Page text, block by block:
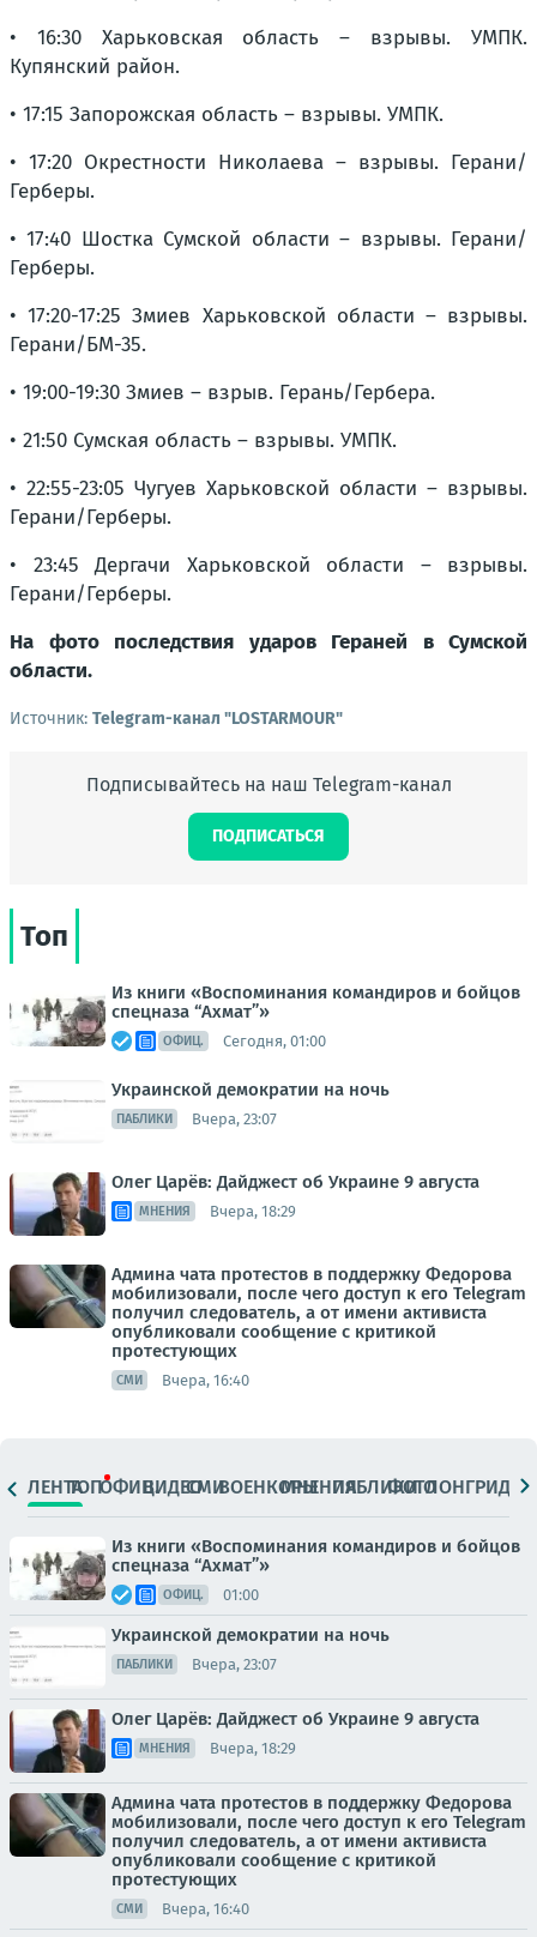
• 16:30 Харьковская область – взрывы. УМПК.
Купянский район.
• 17:15 Запорожская область – взрывы. УМПК.
• 17:20 Окрестности Николаева – взрывы. Герани/
Герберы.
• 17:40 Шостка Сумской области – взрывы. Герани/
Герберы.
• 17:20-17:25 Змиев Харьковской области – взрывы.
Герани/БМ-35.
• 19:00-19:30 Змиев – взрыв. Герань/Гербера.
• 21:50 Сумская область – взрывы. УМПК.
• 22:55-23:05 Чугуев Харьковской области – взрывы.
Герани/Герберы.
• 23:45 Дергачи Харьковской области – взрывы.
Герани/Герберы.
На фото последствия ударов Гераней в Сумской
области.
Источник: Telegram-канал "LOSTARMOUR"
Подписывайтесь на наш Telegram-канал
ПОДПИСАТЬСЯ
Топ
Из книги «Воспоминания командиров и бойцов
спецназа “Ахмат”»
ОФИЦ. Сегодня, 01:00
Украинской демократии на ночь
ПАБЛИКИ Вчера, 23:07
Олег Царёв: Дайджест об Украине 9 августа
МНЕНИЯ Вчера, 18:29
Админа чата протестов в поддержку Федорова
мобилизовали, после чего доступ к его Telegram
получил следователь, а от имени активиста
опубликовали сообщение с критикой
протестующих
СМИ Вчера, 16:40
ЛЕНТАТОПОФИЦ.ВИДЕОСМИВОЕНКОРЫМНЕНИЯПАБЛИКИ
ФОТОЛОНГРИДЫ
Из книги «Воспоминания командиров и бойцов
спецназа “Ахмат”»
ОФИЦ. 01:00
Украинской демократии на ночь
ПАБЛИКИ Вчера, 23:07
Олег Царёв: Дайджест об Украине 9 августа
МНЕНИЯ Вчера, 18:29
Админа чата протестов в поддержку Федорова
мобилизовали, после чего доступ к его Telegram
получил следователь, а от имени активиста
опубликовали сообщение с критикой
протестующих
СМИ Вчера, 16:40